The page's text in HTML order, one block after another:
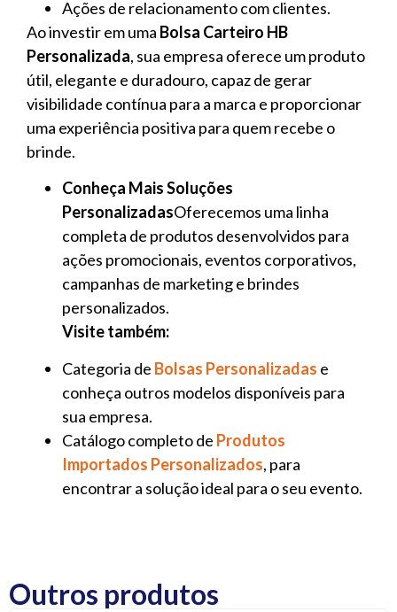
Ações de relacionamento com clientes.
Ao investir em uma Bolsa Carteiro HB
Personalizada, sua empresa oferece um produto
útil, elegante e duradouro, capaz de gerar
visibilidade contínua para a marca e proporcionar
uma experiência positiva para quem recebe o
brinde.
Conheça Mais Soluções
PersonalizadasOferecemos uma linha
completa de produtos desenvolvidos para
ações promocionais, eventos corporativos,
campanhas de marketing e brindes
personalizados.
Visite também:
Categoria de Bolsas Personalizadas e
conheça outros modelos disponíveis para
sua empresa.
Catálogo completo de Produtos
Importados Personalizados, para
encontrar a solução ideal para o seu evento.
Outros produtos